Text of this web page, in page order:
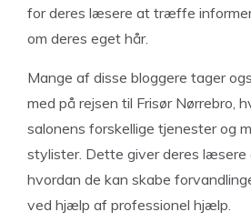
for deres læsere at træffe
om deres eget hår.
Mange af disse bloggere tager
med på rejsen til Frisør Nørrebro,
salonens forskellige tjenester og
stylister. Dette giver deres læsere
hvordan de kan skabe
ved hjælp af professionel hjælp.